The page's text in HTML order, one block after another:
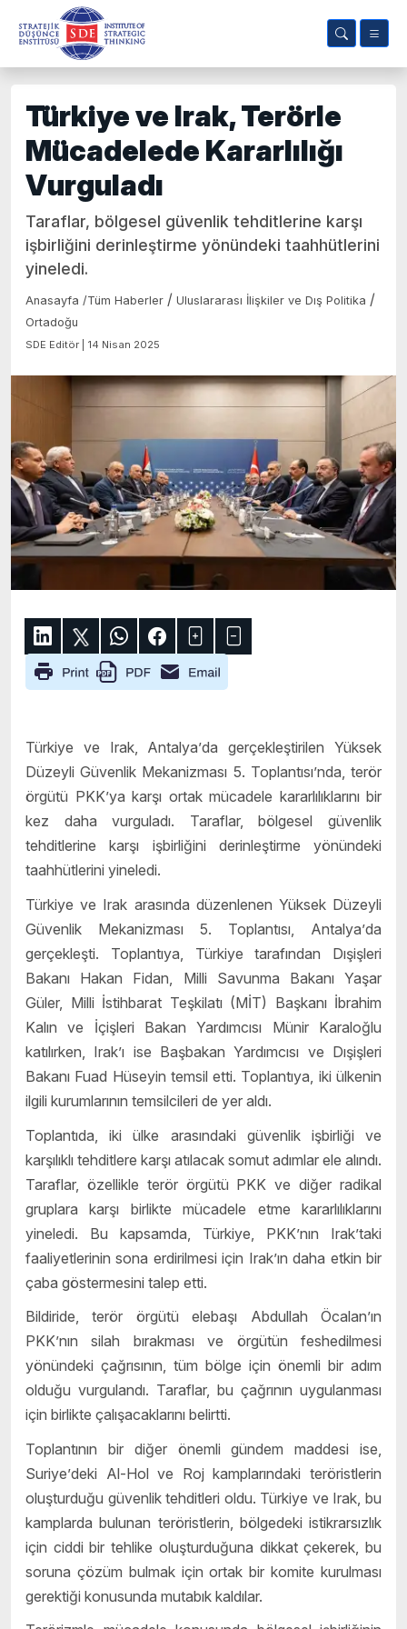
Türkiye ve Irak, Terörle
Mücadelede Kararlılığı
Vurguladı
Taraflar, bölgesel güvenlik tehditlerine karşı
işbirliğini derinleştirme yönündeki taahhütlerini
yineledi.
Anasayfa /Tüm Haberler / Uluslararası İlişkiler ve Dış Politika /
Ortadoğu
SDE Editör | 14 Nisan 2025
Türkiye ve Irak, Antalya’da gerçekleştirilen Yüksek
Düzeyli Güvenlik Mekanizması 5. Toplantısı’nda, terör
örgütü PKK’ya karşı ortak mücadele kararlılıklarını bir
kez daha vurguladı. Taraflar, bölgesel güvenlik
tehditlerine karşı işbirliğini derinleştirme yönündeki
taahhütlerini yineledi.
Türkiye ve Irak arasında düzenlenen Yüksek Düzeyli
Güvenlik Mekanizması 5. Toplantısı, Antalya’da
gerçekleşti. Toplantıya, Türkiye tarafından Dışişleri
Bakanı Hakan Fidan, Milli Savunma Bakanı Yaşar
Güler, Milli İstihbarat Teşkilatı (MİT) Başkanı İbrahim
Kalın ve İçişleri Bakan Yardımcısı Münir Karaloğlu
katılırken, Irak’ı ise Başbakan Yardımcısı ve Dışişleri
Bakanı Fuad Hüseyin temsil etti. Toplantıya, iki ülkenin
ilgili kurumlarının temsilcileri de yer aldı.
Toplantıda, iki ülke arasındaki güvenlik işbirliği ve
karşılıklı tehditlere karşı atılacak somut adımlar ele alındı.
Taraflar, özellikle terör örgütü PKK ve diğer radikal
gruplara karşı birlikte mücadele etme kararlılıklarını
yineledi. Bu kapsamda, Türkiye, PKK’nın Irak’taki
faaliyetlerinin sona erdirilmesi için Irak’ın daha etkin bir
çaba göstermesini talep etti.
Bildiride, terör örgütü elebaşı Abdullah Öcalan’ın
PKK’nın silah bırakması ve örgütün feshedilmesi
yönündeki çağrısının, tüm bölge için önemli bir adım
olduğu vurgulandı. Taraflar, bu çağrının uygulanması
için birlikte çalışacaklarını belirtti.
Toplantının bir diğer önemli gündem maddesi ise,
Suriye’deki Al-Hol ve Roj kamplarındaki teröristlerin
oluşturduğu güvenlik tehditleri oldu. Türkiye ve Irak, bu
kamplarda bulunan teröristlerin, bölgedeki istikrarsızlık
için ciddi bir tehlike oluşturduğuna dikkat çekerek, bu
soruna çözüm bulmak için ortak bir komite kurulması
gerektiği konusunda mutabık kaldılar.